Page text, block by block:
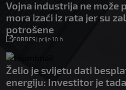
Vojna industrija ne može
mora izaći iz rata jer su
potrošene
FORBES| prije 10 h
Želio je svijetu dati
energiju: Investitor je